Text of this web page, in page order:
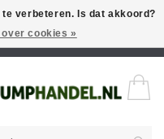
zoekt en deze niet kan
vooral contact op!
verbeteren. Is dat akkoord?
over cookies »